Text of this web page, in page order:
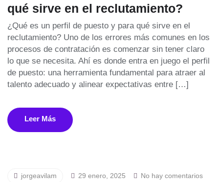
qué sirve en el reclutamiento?
¿Qué es un perfil de puesto y para qué sirve en el
reclutamiento? Uno de los errores más comunes en los
procesos de contratación es comenzar sin tener claro
lo que se necesita. Ahí es donde entra en juego el perfil
de puesto: una herramienta fundamental para atraer al
talento adecuado y alinear expectativas entre […]
Leer Más
jorgeavilam 29 enero, 2025 No hay comentarios